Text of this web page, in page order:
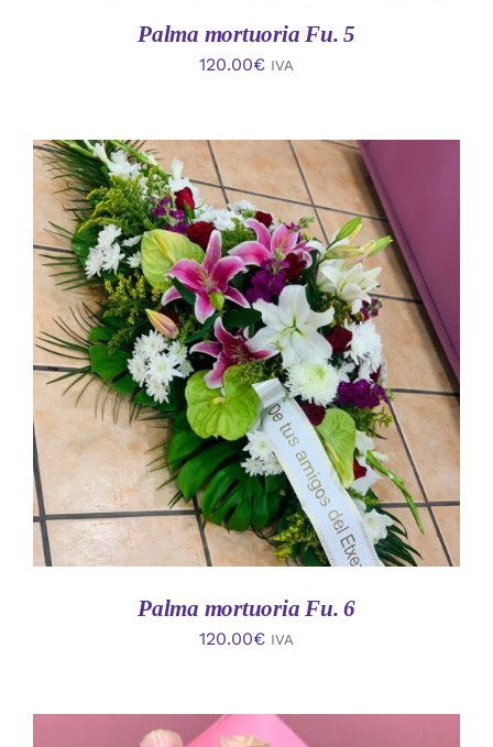
Palma mortuoria Fu. 5
120.00€ IVA
AÑADIR AL CARRITO
/
DETALLES
Palma mortuoria Fu. 6
120.00€ IVA